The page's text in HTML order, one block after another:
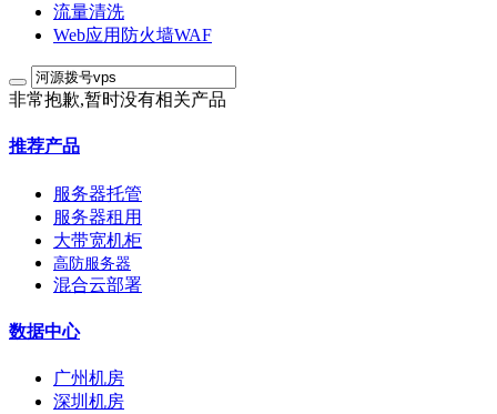
流量清洗
Web应用防火墙WAF
非常抱歉,暂时没有相关产品
推荐产品
服务器托管
服务器租用
大带宽机柜
高防服务器
混合云部署
数据中心
广州机房
深圳机房